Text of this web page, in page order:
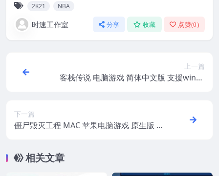
2K21 NBA
时速工作室 分享 收藏 点赞(0)
上一篇
客栈传说 电脑游戏 简体中文版 支援win11
下一篇
僵尸毁灭工程 MAC 苹果电脑游戏 原生版 支
相关文章